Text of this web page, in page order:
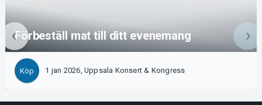
Förbeställ mat till ditt evenemang
Köp 1 jan 2026, Uppsala Konsert & Kongress